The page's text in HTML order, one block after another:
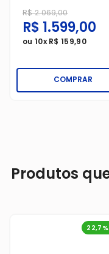
R$2.069,00
R$ 1.599,00
ou 10xR$ 159,90
COMPRAR
Produtos
22,7